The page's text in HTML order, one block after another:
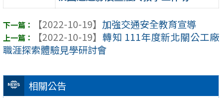
相關公告
【2022-10-19】 加強交通安全教育宣導
【2022-10-19】 轉知 111年度新北關公工廠
職涯探索體驗見學研討會